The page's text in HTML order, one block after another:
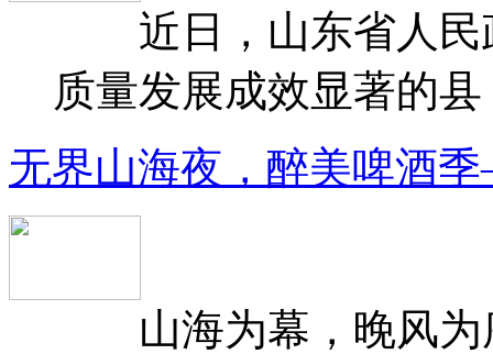
近日，山东省人民
质量发展成效显著的
无界山海夜，醉美啤酒
山海为幕，晚风为